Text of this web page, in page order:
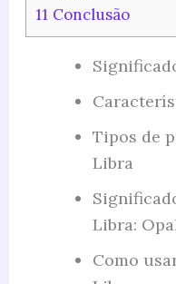
11Conclusão
Tipos de
Libra
Libra:
Como